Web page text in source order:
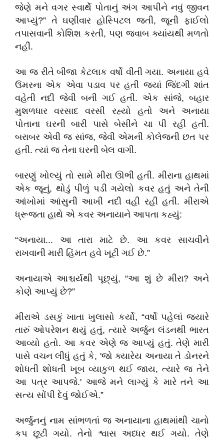
જેણે મને વગર સ્વાર્થે પોતાનું અંગ આપીને નવું જીવન
આપ્યું?” તે ઘણીવાર હોસ્પિટલ જતી, જૂની ફાઈલો
તપાસવાની કોશિશ કરતી, પણ જવાબ ક્યાંયથી મળતો
નહીં.
​આ જ રીતે બીજા કેટલાક વર્ષો વીતી ગયા. અનાયા હવે
ઉંમરના એક એવા પડાવ પર હતી જ્યાં જિંદગી શાંત
વહેતી નદી જેવી બની ગઈ હતી. એક સાંજે, બહાર
મુશળધાર વરસાદ વરસી રહ્યો હતો અને અનાયા
પોતાના ઘરની બારી પાસે બેસીને ચા પી રહી હતી.
બરાબર એવી જ સાંજ, જેવી એમની કોલેજની છત પર
હતી. ત્યાં જ તેના ઘરની બેલ વાગી.
​બારણું ખોલ્યું તો સામે મીરા ઊભી હતી. મીરાના હાથમાં
એક જૂનું, થોડું પીળું પડી ગયેલો કવર હતું અને તેની
આંખોમાં આંસુની આખી નદી વહી રહી હતી. મીરાએ
ધ્રૂજતા હાથે એ કવર અનાયાને આપતા કહ્યું:
​“અનાયા... આ તારા માટે છે. આ કવર સાચવીને
રાખવાની મારી હિંમત હવે ખૂટી ગઈ છે.”
​અનાયાએ આશ્ચર્યથી પૂછ્યું, “આ શું છે મીરા? અને
કોણે આપ્યું છે?”
​મીરાએ ડસકું ખાતા ખુલાસો કર્યો, “વર્ષો પહેલાં જ્યારે
તારું ઓપરેશન થયું હતું, ત્યારે અર્જુન લંડનથી ભારત
આવ્યો હતો. આ કવર એણે જ આપ્યું હતું. તેણે મારી
પાસે વચન લીધું હતું કે, 'જો ક્યારેય અનાયા તે ડોનરને
શોધતી શોધતી ખૂબ વ્યાકુળ થઈ જાય, ત્યારે જ તેને
આ પત્ર આપજે.' આજે મને લાગ્યું કે મારે તને આ
સત્ય સોંપી દેવું જોઈએ.”
​અર્જુનનું નામ સાંભળતાં જ અનાયાના હાથમાંથી ચાનો
કપ છૂટી ગયો. તેનો શ્વાસ અધ્ધર થઈ ગયો. તેણે